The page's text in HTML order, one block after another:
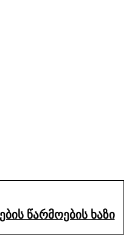
წარმოების ხაზი